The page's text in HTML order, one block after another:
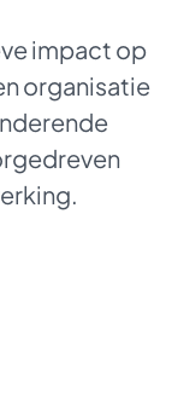
impact op
organisatie